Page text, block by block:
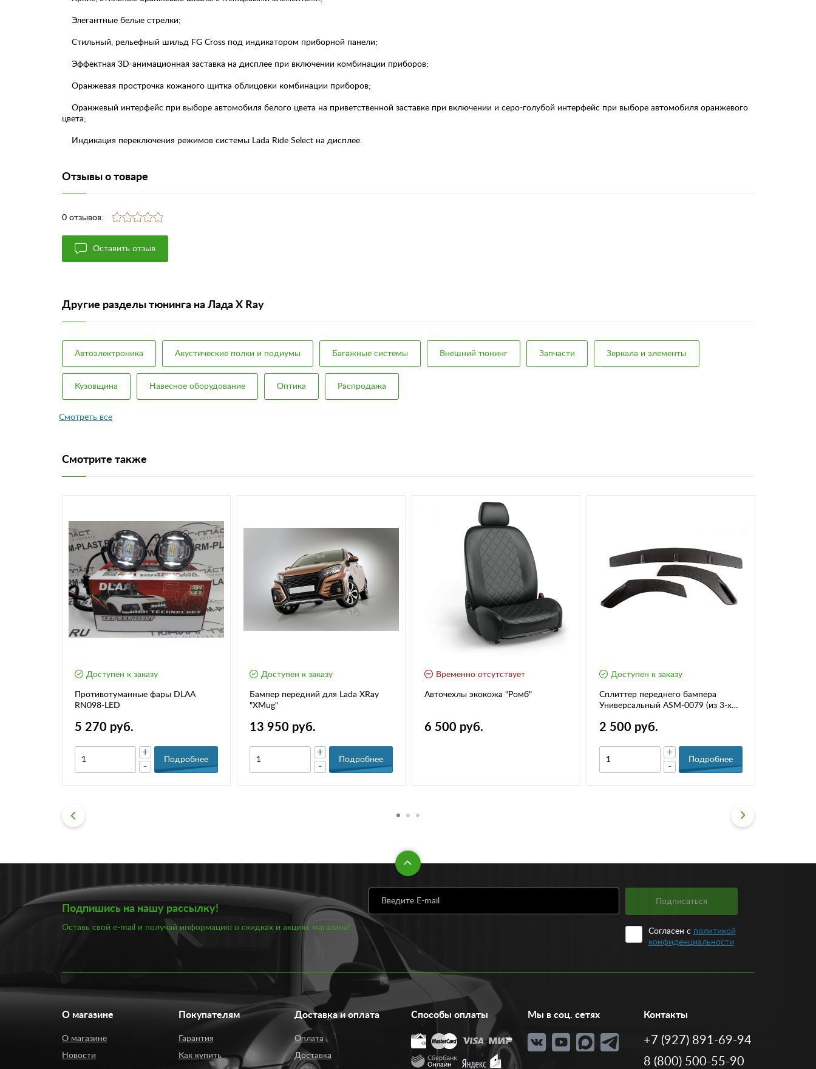
Элегантные белые стрелки;
Стильный, рельефный шильд FG Cross под индикатором приборной панели;
Эффектная 3D-анимационная заставка на дисплее при включении комбинации приборов;
Оранжевая прострочка кожаного щитка облицовки комбинации приборов;
Оранжевый интерфейс при выборе автомобиля белого цвета на приветственной заставке при включении и серо-голубой интерфейс при выборе автомобиля оранжевого
цвета;
Индикация переключения режимов системы Lada Ride Select на дисплее.
Отзывы о товаре
0 отзывов:
Оставить отзыв
Другие разделы тюнинга на Лада X Ray
Автоэлектроника Акустические полки и подиумы Багажные системы Внешний тюнинг Запчасти Зеркала и элементы
Кузовщина Навесное оборудование Оптика Распродажа
Смотрите также
Доступен к заказу
Противотуманные фары DLAA
RN098-LED
5 270 руб.
-
+
Подробнее
Доступен к заказу
Бампер передний для Lada XRay
"XMug"
13 950 руб.
-
+
Подробнее
Временно отсутствует
Авточехлы экокожа "Ромб"
6 500 руб.
Доступен к заказу
Сплиттер переднего бампера
Универсальный ASM-0079 (из 3-х
2 500 руб.
-
+
Подробнее
Подпишись на нашу рассылку!
Оставь свой e-mail и получай информацию о скидках и акциях магазина!
Подписаться
Согласен с политикой
конфиденциальности
О магазине
О магазине
Новости
Покупателям
Гарантия
Как купить
Доставка и оплата
Оплата
Доставка
Способы оплаты Мы в соц. сетях Контакты
+7 (927) 891-69-94
8 (800) 500-55-90